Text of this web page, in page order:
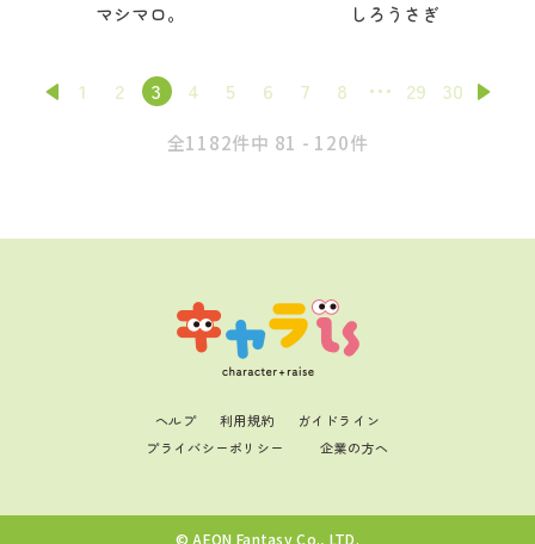
マシマロ。 しろうさぎ
1 2 3 4 5 6 7 8 29 30
全1182件中 81 - 120件
ヘルプ 利用規約
ガイドライン
プライバシーポリシー
企業の方へ
© AEON Fantasy Co., LTD.